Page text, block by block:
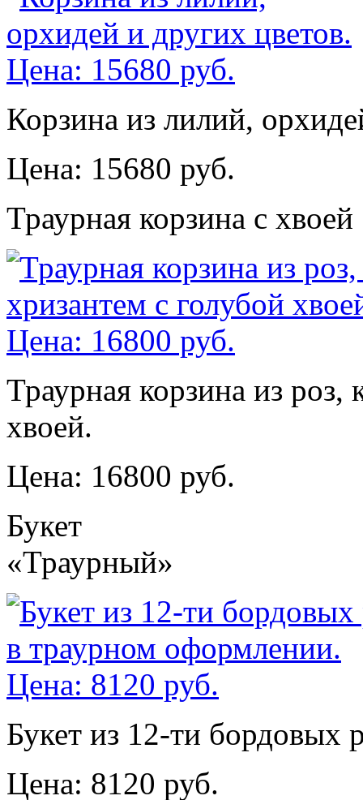
Корзина из лилий,
Цена: 15680 руб.
Траурная корзина с хвоей
Траурная корзина из роз,
хвоей.
Цена: 16800 руб.
Букет
«Траурный»
Букет из 12-ти бордовых
Цена: 8120 руб.